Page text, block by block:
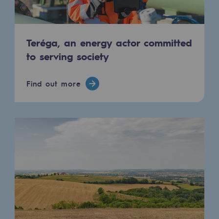
Hydrogen
Hydrogen
Hydrogen: Challenges and opportunities
Hydrogen transport
HySoW project
H2 and CO2 Call for Expressions of
Grid mapping
Strategie & Innovation
Le sport, plus que des performances : un ciment
Ce soir, en marge du Teréga Open Pau-
February 13, 2026
Teréga, an energy actor committed
to serving society
Find out more